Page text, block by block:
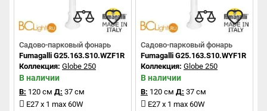
Садово-парковый фонарь
Fumagalli G25.163.S10.WZF1R
Коллекция: Globe 250
В наличии
В: 120 см Д: 37 см
E27 x 1 max 60W
Садово-парковый фонарь
Fumagalli G25.163.S10.WYF1R
Коллекция: Globe 250
В наличии
В: 120 см Д: 37 см
E27 x 1 max 60W